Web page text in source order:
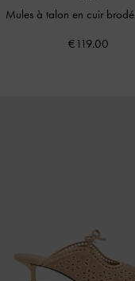
Mules à talon en cuir brodé
€119.00